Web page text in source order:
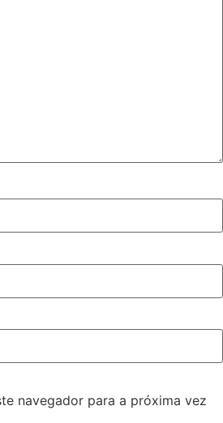
navegador para a próxima vez